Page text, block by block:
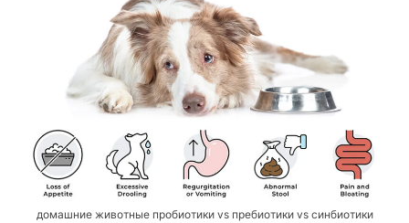
домашние животные пробиотики vs пребиотики vs синбиотики